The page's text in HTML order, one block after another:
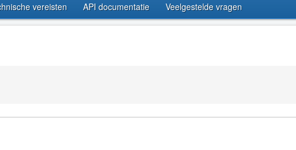
vereisten API documentatie Veelgestelde vragen